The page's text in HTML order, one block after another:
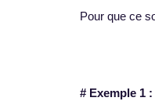
Pour que ce
# Exemple 1